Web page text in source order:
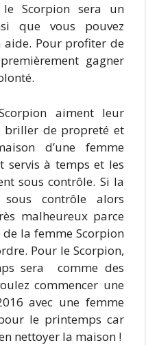
le Scorpion sera un
que vous pouvez
Pour profiter de
premièrement gagner
aiment leur
de propreté et
d’une femme
servis à temps et les
sous contrôle. Si la
contrôle alors
malheureux parce
la femme Scorpion
Pour le Scorpion,
sera comme des
commencer une
avec une femme
le printemps car
nettoyer la maison !